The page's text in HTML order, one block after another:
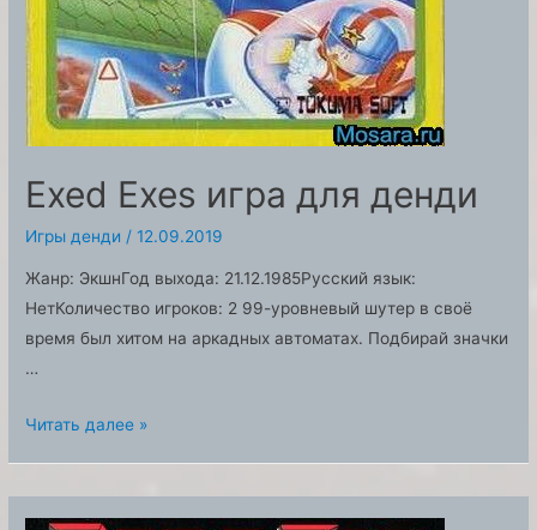
Exed Exes игра для денди
Игры денди /12.09.2019
Жанр: ЭкшнГод выхода: 21.12.1985Русский язык:
НетКоличество игроков: 2 99-уровневый шутер в своё
время был хитом на аркадных автоматах. Подбирай значки
…
Exed
для
Читать далее »